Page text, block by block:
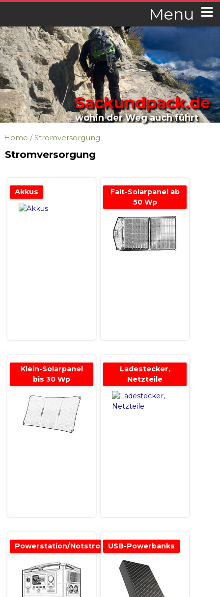
Menu
Sackundpack.de
wohin der Weg auch führt
Home /Stromversorgung
Stromversorgung
Akkus
Falt-Solarpanel ab
50 Wp
Klein-Solarpanel
bis 30 Wp
Ladestecker,
Netzteile
Powerstation/Notstromversorgung
USB-Powerbanks